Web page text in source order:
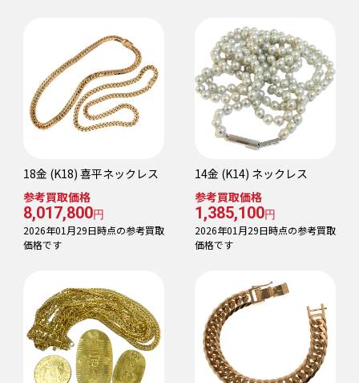
18金 (K18) 喜平ネックレス
参考買取価格
8,017,800円
2026年01月29日時点の参考買取
価格です
14金 (K14) ネックレス
参考買取価格
1,385,100円
2026年01月29日時点の参考買取
価格です